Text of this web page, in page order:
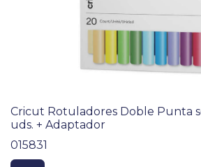
Cricut Rotuladores Doble Punta
uds. + Adaptador
015831